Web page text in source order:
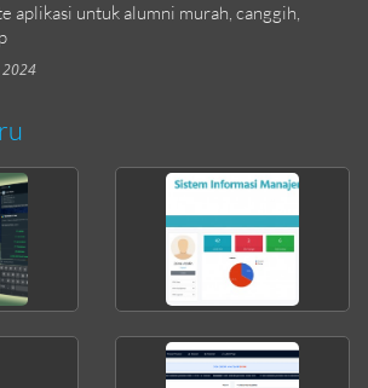
aplikasi untuk alumni murah, canggih,
2024